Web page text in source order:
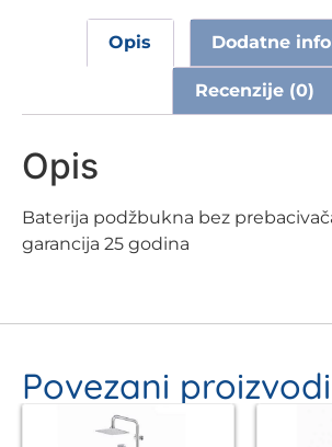
Opis Dodatne
Recenzije (0)
Opis
Baterija podžbukna bez
garancija 25 godina
Povezani proizvodi